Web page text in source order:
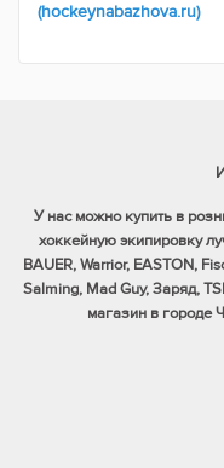
(hockeynabazhova.ru)
У нас можно купить в
хоккейную экипировку
BAUER, Warrior, EASTON,
Salming, Mad Guy, Заряд,
магазин в городе